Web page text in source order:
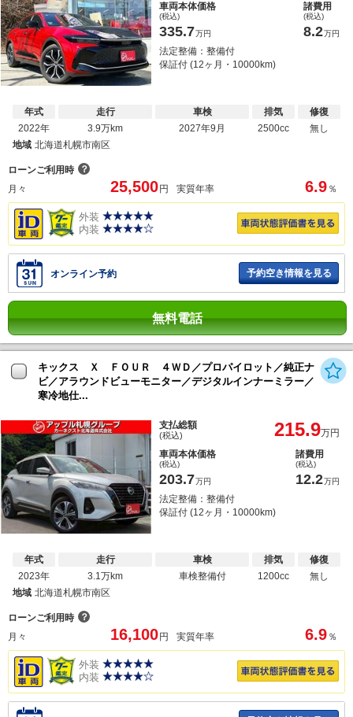
車両本体価格
(税込)
335.7万円
諸費用
(税込)
8.2万円
法定整備：整備付
保証付 (12ヶ月・10000km)
年式
2022年
走行
3.9万km
車検
2027年9月
排気
2500cc
修復
無し
地域 北海道札幌市南区
ローンご利用時 ？
月々
25,500 円 実質年率 6.9 ％
外装
内装
オンライン予約 予約空き情報を見る
無料電話
キックス Ｘ ＦＯＵＲ ４ＷＤ／プロパイロット／純正ナ
ビ／アラウンドビューモニター／デジタルインナーミラー／
寒冷地仕...
支払総額
(税込) 215.9万円
車両本体価格
(税込)
203.7万円
諸費用
(税込)
12.2万円
法定整備：整備付
保証付 (12ヶ月・10000km)
年式
2023年
走行
3.1万km
車検
車検整備付
排気
1200cc
修復
無し
地域 北海道札幌市南区
ローンご利用時 ？
月々
16,100 円 実質年率 6.9 ％
外装
内装